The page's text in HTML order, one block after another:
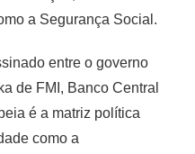
a Segurança Social.
entre o governo
de FMI, Banco Central
é a matriz política
como a